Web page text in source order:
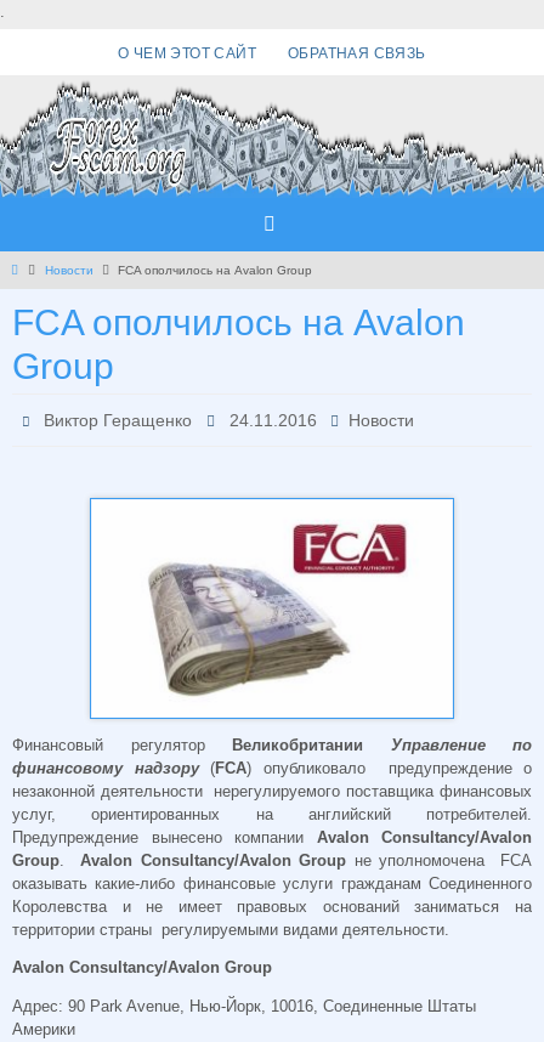
.
О ЧЕМ ЭТОТ САЙТ ОБРАТНАЯ СВЯЗЬ
Главная
Новости FCA ополчилось на Avalon Group
FCA ополчилось на Avalon
Group
Виктор Геращенко 24.11.2016 Новости
Финансовый регулятор Великобритании Управление по
финансовому надзору(FCA) опубликовало предупреждение о
незаконной деятельности нерегулируемого поставщика финансовых
услуг, ориентированных на английский потребителей.
Предупреждение вынесено компании Avalon Consultancy/Avalon
Group
Avalon Consultancy/Avalon Group не уполномочена FCA
оказывать какие-либо финансовые услуги гражданам Соединенного
Королевства и не имеет правовых оснований заниматься на
территории страны регулируемыми видами деятельности.
Avalon Consultancy/Avalon Group
Адрес: 90 Park Avenue, Нью-Йорк, 10016, Соединенные Штаты
Америки